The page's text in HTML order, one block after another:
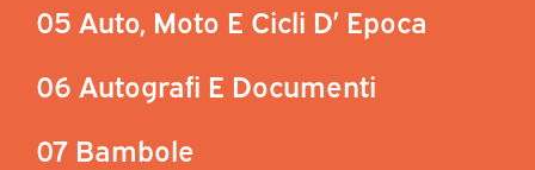
05 Auto, Moto E Cicli D’ Epoca
06 Autografi E Documenti
07 Bambole